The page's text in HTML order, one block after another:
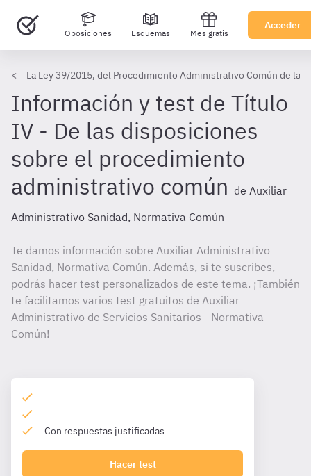
Oposiciones Esquemas Mes gratis
Acceder
La Ley 39/2015, del Procedimiento Administrativo Común de
Información y test de Título
IV - De las disposiciones
sobre el procedimiento
administrativo común de Auxiliar
Administrativo Sanidad, Normativa Común
Te damos información sobre Auxiliar Administrativo
Sanidad, Normativa Común. Además, si te suscribes,
podrás hacer test personalizados de este tema. ¡También
te facilitamos varios test gratuitos de Auxiliar
Administrativo de Servicios Sanitarios - Normativa
Común!
Con respuestas justificadas
Hacer test